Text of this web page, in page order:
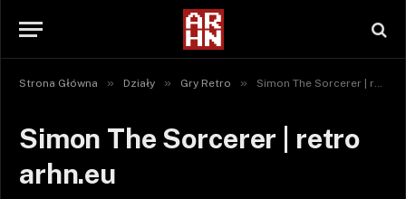
Strona Główna » Działy » Gry Retro » Simon The Sorcerer | retro arhn.eu
Simon The Sorcerer | retro
arhn.eu